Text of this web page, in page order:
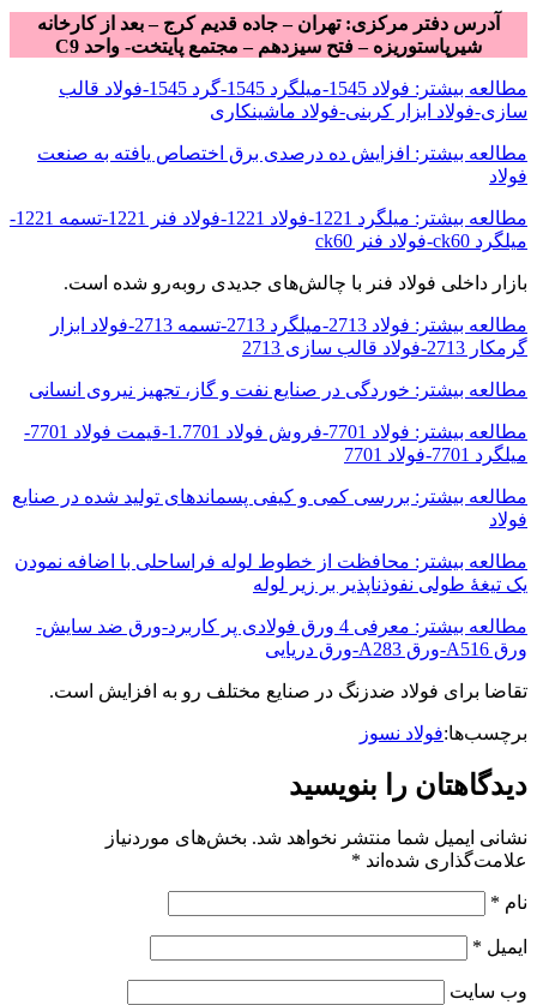
آدرس دفتر مرکزی: تهران – جاده قدیم کرج – بعد از کارخانه
شیرپاستوریزه – فتح سیزدهم – مجتمع پایتخت- واحد C9
مطالعه بیشتر: فولاد 1545-میلگرد 1545-گرد 1545-فولاد قالب
سازی-فولاد ابزار کربنی-فولاد ماشینکاری
مطالعه بیشتر: افزایش ده درصدی برق اختصاص یافته به صنعت
فولاد
مطالعه بیشتر: میلگرد 1221-فولاد 1221-فولاد فنر 1221-تسمه 1221-
میلگرد ck60-فولاد فنر ck60
بازار داخلی فولاد فنر با چالش‌های جدیدی روبه‌رو شده است.
مطالعه بیشتر: فولاد 2713-میلگرد 2713-تسمه 2713-فولاد ابزار
گرمکار 2713-فولاد قالب سازی 2713
مطالعه بیشتر: خوردگی در صنایع نفت و گاز، تجهیز نیروی انسانی
مطالعه بیشتر: فولاد 7701-فروش فولاد 1.7701-قیمت فولاد 7701-
میلگرد 7701-فولاد 7701
مطالعه بیشتر: بررسی کمی و کیفی پسماندهای تولید شده در صنایع
فولاد
مطالعه بیشتر: محافظت از خطوط لوله فراساحلی با اضافه نمودن
یک تیغۀ طولی نفوذناپذیر بر زیر لوله
مطالعه بیشتر: معرفی 4 ورق فولادی پر کاربرد-ورق ضد سایش-
ورق A516-ورق A283-ورق دریایی
تقاضا برای فولاد ضدزنگ در صنایع مختلف رو به افزایش است.
برچسب‌ها:فولاد نسوز
دیدگاهتان را بنویسید
نشانی ایمیل شما منتشر نخواهد شد. بخش‌های موردنیاز
علامت‌گذاری شده‌اند *
نام *
ایمیل *
وب‌ سایت